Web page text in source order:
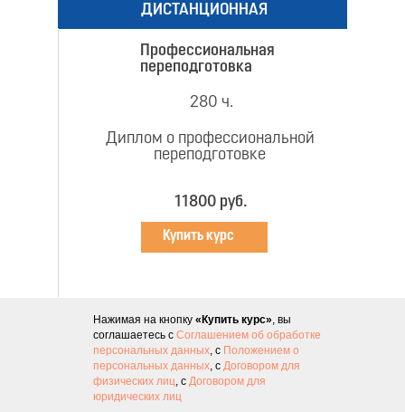
ДИСТАНЦИОННАЯ
Профессиональная
переподготовка
Диплом о профессиональной
переподготовке
280 ч.
11800 руб.
Купить курс
Нажимая на кнопку «Купить курс», вы
соглашаетесь с Соглашением об обработке
персональных данных, с Положением о
персональных данных, с Договором для
физических лиц, с Договором для
юридических лиц